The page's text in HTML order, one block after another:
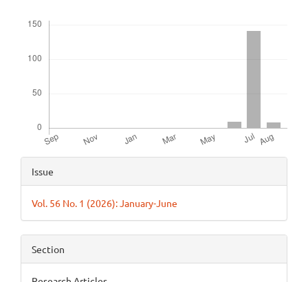
Article
Details
Issue
Vol. 56 No. 1 (2026): January-June
Section